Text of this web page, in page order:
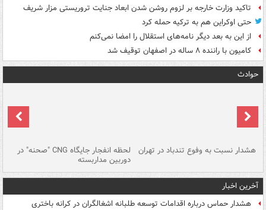
تاکید وزارت خارجه بر لزوم روشن شدن ابعاد جنایت تروریستی مزار شریف
حتی اوکراین هم به ترکیه حمله کرد
از این به بعد دیگر نامه‌های استقلال را امضا نمی‌کنم
کامیون با راننده ۸ ساله در اصفهان توقیف شد
حوادث
هشدار نسبت به وفوع تندباد در تهران لحظه انفجار جایگاه CNG "صحنه" در
دوربین مداربسته
آخرین اخبار
هشدار حماس درباره اقدامات توسعه طلبانه اشغالگران در کرانه باختری